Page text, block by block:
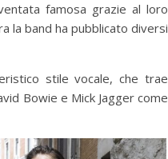
famosa grazie al loro
la band ha pubblicato diversi
stile vocale, che trae
Bowie e Mick Jagger come